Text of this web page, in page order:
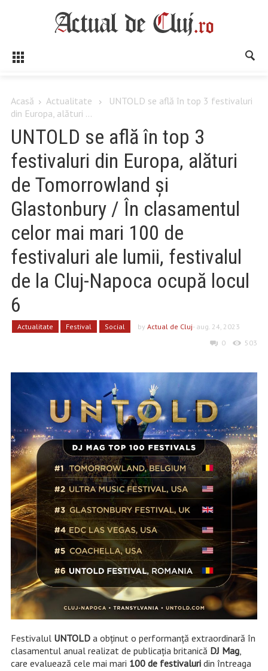
Acasă Actualitate
UNTOLD se află în top 3 festivaluri
din Europa, alături ...
UNTOLD se află în top 3
festivaluri din Europa, alături
de Tomorrowland și
Glastonbury / În clasamentul
celor mai mari 100 de
festivaluri ale lumii, festivalul
de la Cluj-Napoca ocupă locul
6
Actualitate Festival Social by Actual de Cluj- aug. 24, 2023
0
503
Festivalul UNTOLDa obținut o performanță extraordinară în
clasamentul anual realizat de publicația britanică DJ Mag,
care evaluează cele mai mari 100 de festivaluridin întreaga